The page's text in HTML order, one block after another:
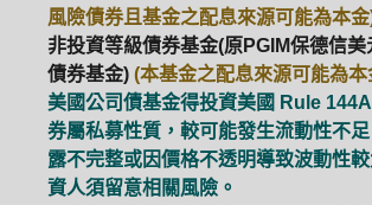
風險債券且基金之配息來源可能為本
非投資等級債券基金(原PGIM保德信
債券基金) (本基金之配息來源可能為本
美國公司債基金得投資美國 Rule
券屬私募性質，較可能發生流動性不
露不完整或因價格不透明導致波動性
資人須留意相關風險。